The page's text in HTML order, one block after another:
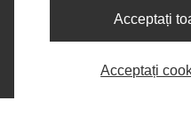
infoRO@ejot.com
Facebook
Acceptați
Acceptați